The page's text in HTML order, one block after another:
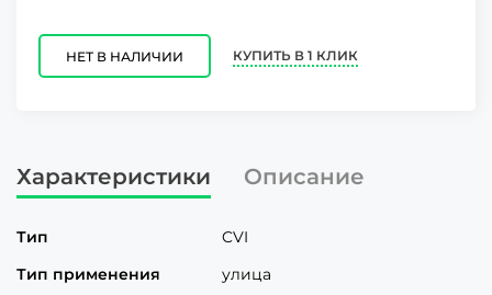
НЕТ В НАЛИЧИИ КУПИТЬ В 1 КЛИК
Характеристики Описание
Тип
CVI
Тип применения
улица